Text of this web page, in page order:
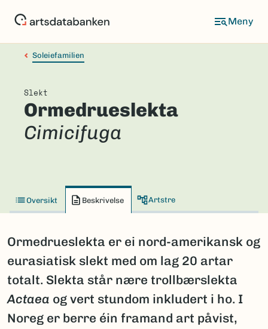
Soleiefamilien
Slekt
Ormedrueslekta
Cimicifuga
Oversikt Beskrivelse Artstre
Ormedrueslekta er ei nord-amerikansk og
eurasiatisk slekt med om lag 20 artar
totalt. Slekta står nære trollbærslekta
Actaea og vert stundom inkludert i ho. I
Noreg er berre éin framand art påvist,